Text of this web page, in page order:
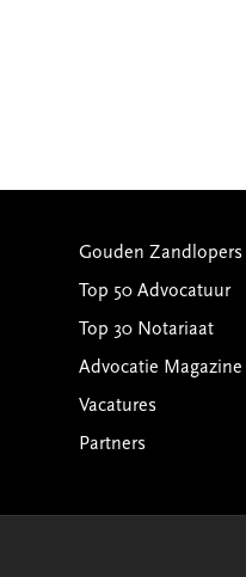
Gouden Zandlopers
Top 50 Advocatuur
Top 30 Notariaat
Advocatie Magazine
Vacatures
Partners